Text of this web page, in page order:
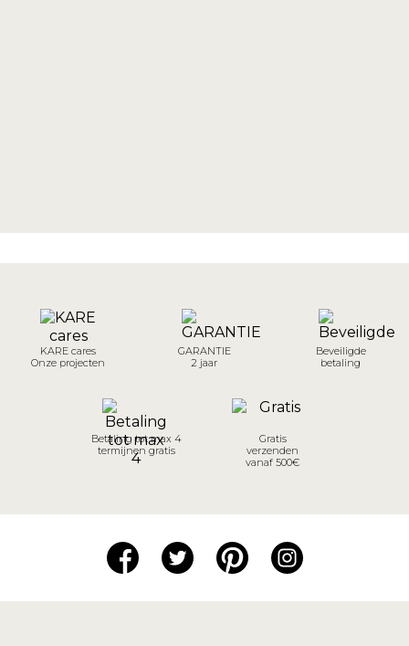
KARE cares
Onze projecten
GARANTIE
2 jaar
Beveiligde
betaling
Betaling tot max 4
termijnen gratis
Gratis
verzenden
vanaf 500€